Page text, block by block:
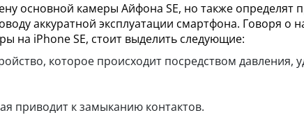
основной камеры Айфона SE, но также определят
аккуратной эксплуатации смартфона. Говоря о
на iPhone SE, стоит выделить следующие:
которое происходит посредством давления,
приводит к замыканию контактов.